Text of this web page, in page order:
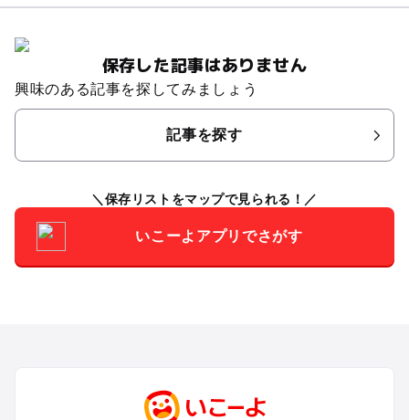
保存した記事はありません
興味のある記事を探してみましょう
記事を探す
保存リストをマップで見られる！
いこーよアプリでさがす